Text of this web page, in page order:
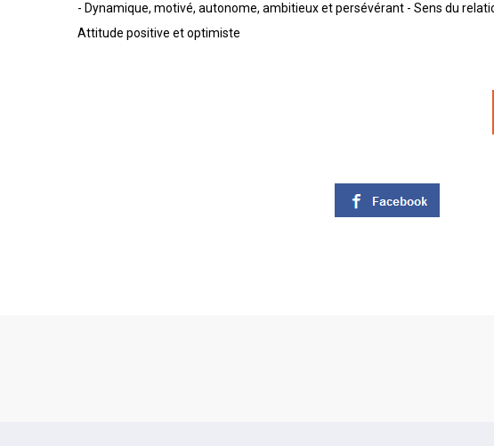
- Dynamique, motivé, autonome, ambitieux et persévérant - Sens du
Attitude positive et optimiste